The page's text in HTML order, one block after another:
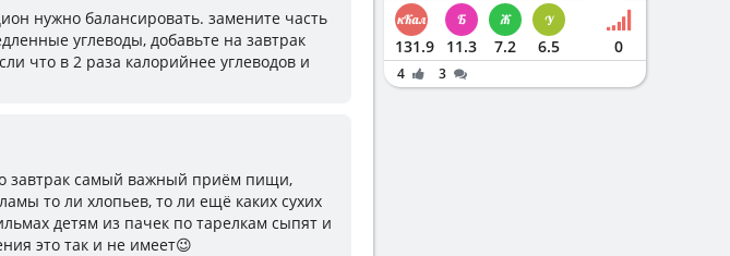
нужно балансировать. замените часть
углеводы, добавьте на завтрак
что в 2 раза калорийнее углеводов и
завтрак самый важный приём пищи,
то ли хлопьев, то ли ещё каких сухих
детям из пачек по тарелкам сыпят и
это так и не имеет😉
131.9 11.3 7.2 6.5 0
4 3